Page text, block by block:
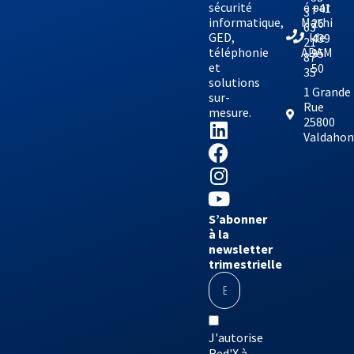
sécurité
informatique,
GED,
téléphonie
et
solutions
sur-
mesure.
S’abonner
à la
newsletter
trimestrielle
J'autorise
3
63
21
87
35
1 Grande
Rue
25800
Valdahon
+41
26
439
95
50
é par
Mathi
lde
ADAM